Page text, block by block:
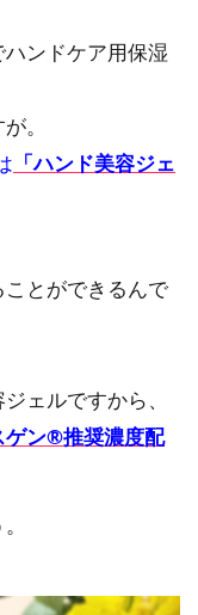
ンドケア用保湿
。
「ハンド美容ジェ
ことができるんで
ェルですから、
ゲン®推奨濃度配